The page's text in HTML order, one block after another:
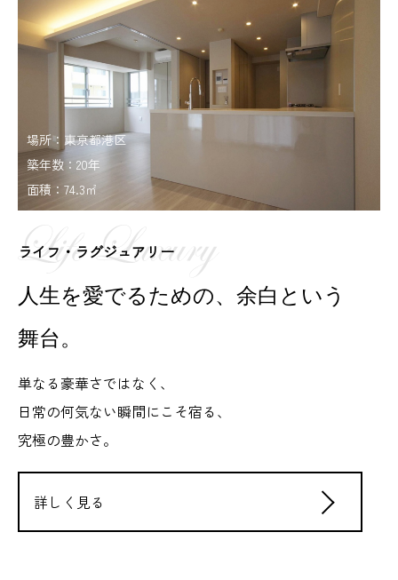
ライフ・ラグジュアリー
人生を愛でるための、余白という
舞台。
単なる豪華さではなく、
日常の何気ない瞬間にこそ宿る、
究極の豊かさ。
詳しく見る
場所：東京都港区
築年数：20年
面積：74.3㎡